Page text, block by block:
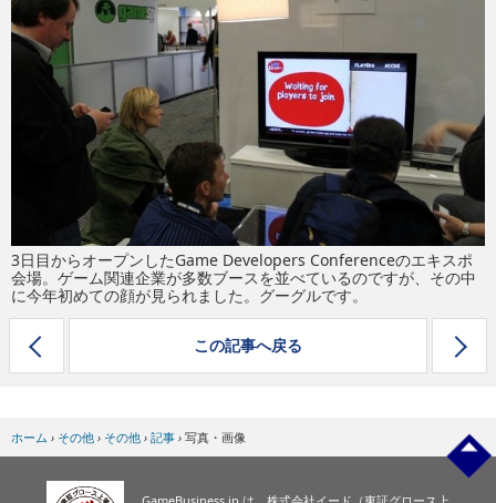
eスポーツ
3日目からオープンしたGame Developers Conferenceのエキスポ
会場。ゲーム関連企業が多数ブースを並べているのですが、その中
に今年初めての顔が見られました。グーグルです。
この記事へ戻る
ホーム › その他 › その他 › 記事 › 写真・画像